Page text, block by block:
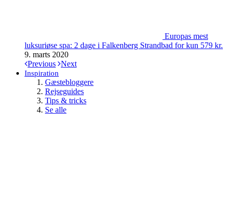
Europas mest
luksuriøse spa: 2 dage i Falkenberg Strandbad for kun 579 kr.
9. marts 2020
Previous Next
Inspiration
Gæstebloggere
Rejseguides
Tips & tricks
Se alle